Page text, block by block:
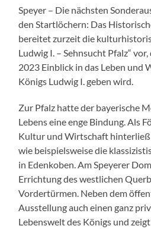
Speyer – Die nächsten
den Startlöchern: Das
bereitet zurzeit die
Ludwig I. – Sehnsucht Pfalz“
2023 Einblick in das Leben und
Königs Ludwig I. geben wird.
Zur Pfalz hatte der bayerische
Lebens eine enge Bindung. Als
Kultur und Wirtschaft hinterließ
wie beispielsweise die
in Edenkoben. Am Speyerer
Errichtung des westlichen
Vordertürmen. Neben dem
Ausstellung auch einen ganz
Lebenswelt des Königs und